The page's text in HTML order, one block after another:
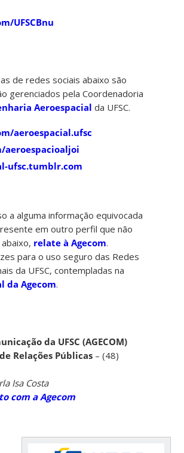
UFSCBnu
de redes sociais abaixo são
gerenciados pela Coordenadoria
Aeroespacial da UFSC.
aeroespacial.ufsc
ufsc.tumblr.com
a alguma informação equivocada
em outro perfil que não
relate à Agecom.
para o uso seguro das Redes
da UFSC, contempladas na
da Agecom.
da UFSC (AGECOM)
Relações Públicas – (48)
Isa Costa
com a Agecom